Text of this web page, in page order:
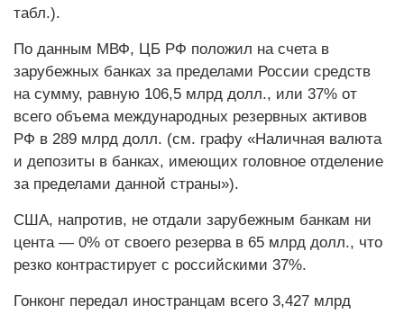
табл.).
По данным МВФ, ЦБ РФ положил на счета в
зарубежных банках за пределами России средств
на сумму, равную 106,5 млрд долл., или 37% от
всего объема международных резервных активов
РФ в 289 млрд долл. (см. графу «Наличная валюта
и депозиты в банках, имеющих головное отделение
за пределами данной страны»).
США, напротив, не отдали зарубежным банкам ни
цента — 0% от своего резерва в 65 млрд долл., что
резко контрастирует с российскими 37%.
Гонконг передал иностранцам всего 3,427 млрд